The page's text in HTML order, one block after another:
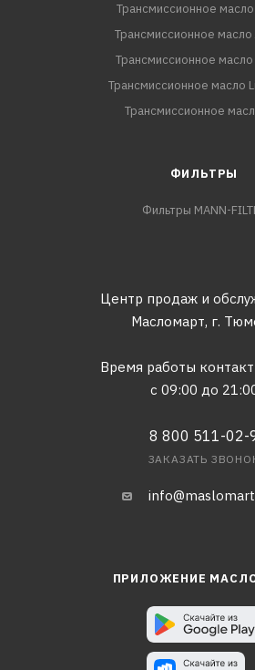
Трансмиссионное
Трансмиссионное масло
Трансмиссионное масло
Трансмиссионное масло
Трансмиссионное
ФИЛЬТРЫ
Фильтры MANN-
Центр продаж и
Масломарт, г.
Время работы
с 09:00 до
8 800 511-02-
ЗАКАЗАТЬ
ПРИЛОЖЕНИЕ